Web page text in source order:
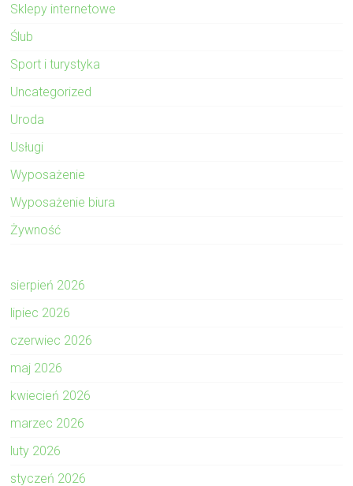
Sklepy internetowe
Ślub
Sport i turystyka
Uncategorized
Uroda
Usługi
Wyposażenie
Wyposażenie biura
Żywność
sierpień 2026
lipiec 2026
czerwiec 2026
maj 2026
kwiecień 2026
marzec 2026
luty 2026
styczeń 2026